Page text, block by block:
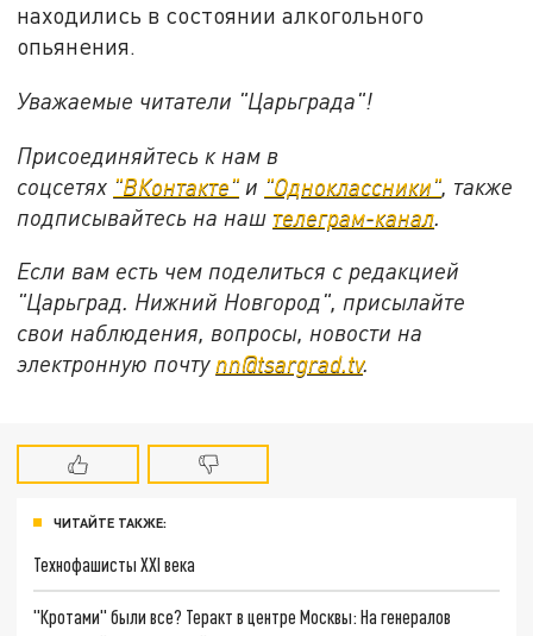
находились в состоянии алкогольного
опьянения.
Уважаемые читатели "Царьграда"!
Присоединяйтесь к нам в
соцсетях "ВКонтакте" и "Одноклассники" также
подписывайтесь на наш телеграм-канал
Если вам есть чем поделиться с редакцией
"Царьград. Нижний Новгород", присылайте
свои наблюдения, вопросы, новости на
электронную почту nn@tsargrad.tv.
ЧИТАЙТЕ ТАКЖЕ:
Технофашисты XXI века
"Кротами" были все? Теракт в центре Москвы: На генералов